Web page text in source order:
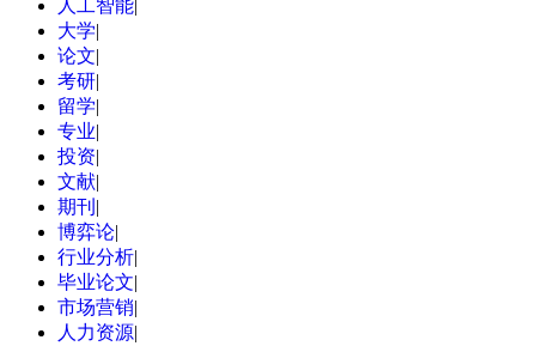
人工智能|
大学|
论文|
考研|
留学|
专业|
投资|
文献|
期刊 |
博弈论|
行业分析|
毕业论文|
市场营销|
人力资源|